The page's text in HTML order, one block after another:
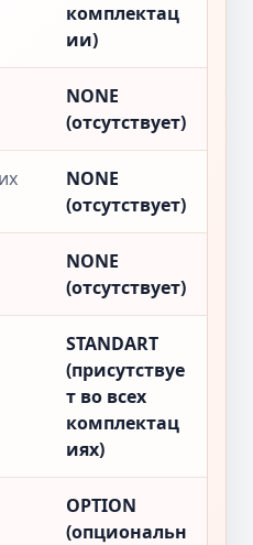
комплектац
ии)
NONE
(отсутствует)
NONE
(отсутствует)
NONE
(отсутствует)
STANDART
(присутствуе
т во всех
комплектац
иях)
OPTION
(опциональн